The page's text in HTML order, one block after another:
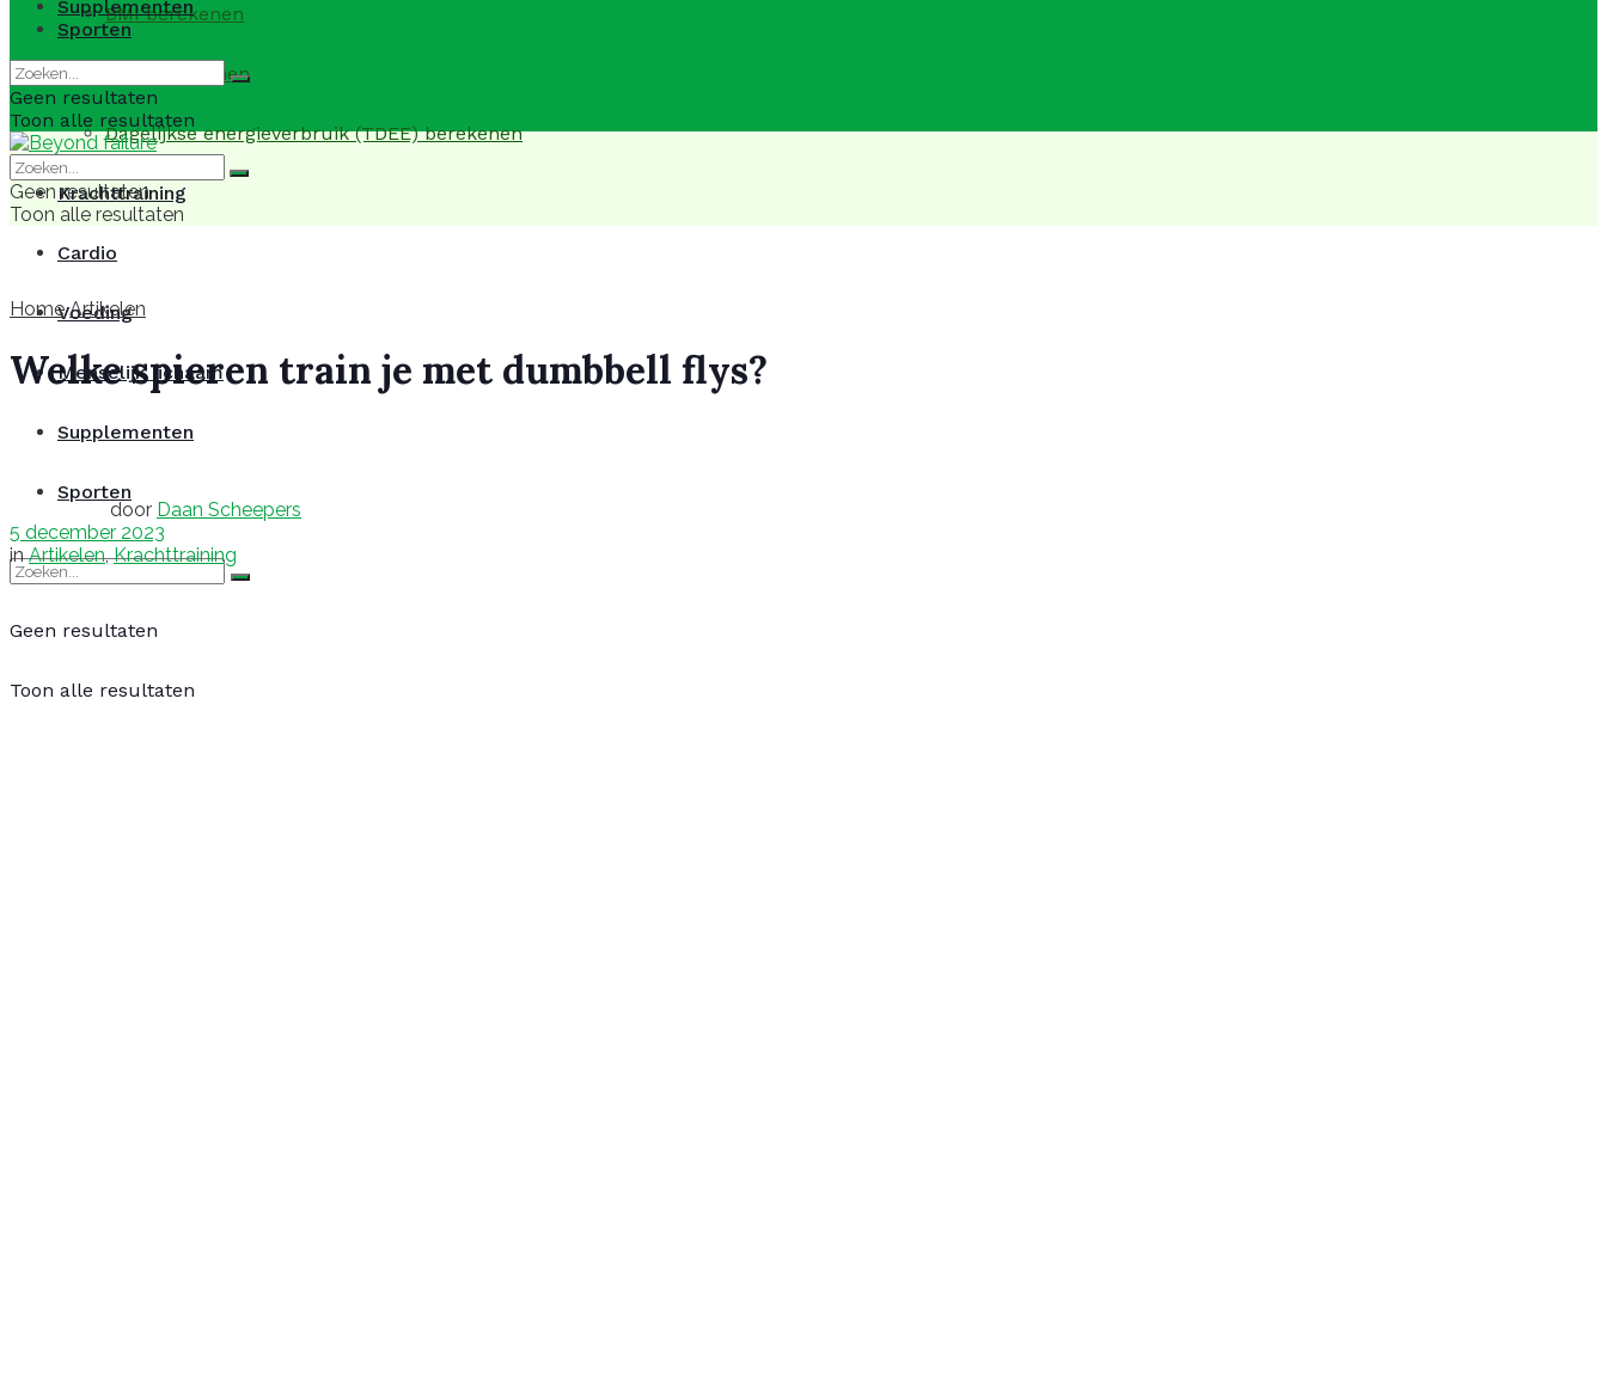
BMI berekenen
BMR berekenen
Dagelijkse energieverbruik (TDEE) berekenen
Krachttraining
Cardio
Voeding
Menselijk lichaam
Supplementen
Sporten
Geen resultaten
Toon alle resultaten
Supplementen
Sporten
Geen resultaten
Toon alle resultaten
Geen resultaten
Toon alle resultaten
Home Artikelen
Welke spieren train je met dumbbell flys?
door Daan Scheepers
5 december 2023
in Artikelen,Krachttraining